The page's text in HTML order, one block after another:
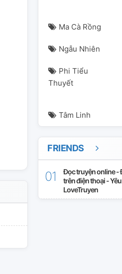
Ma Cà Rồng
Ngẫu Nhiên
Phi Tiểu
Thuyết
Tâm Linh
FRIENDS
Đọc truyện online -
trên điện thoại -
LoveTruyen